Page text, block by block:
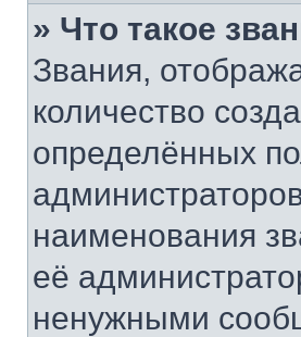
» Что такое
Звания,
количество
определённых
наименования
её
ненужными